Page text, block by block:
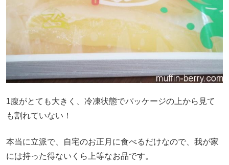
1腹がとても大きく、冷凍状態でパッケージの上から見て
も割れていない！
本当に立派で、自宅のお正月に食べるだけなので、我が家
には持った得ないくら上等なお品です。